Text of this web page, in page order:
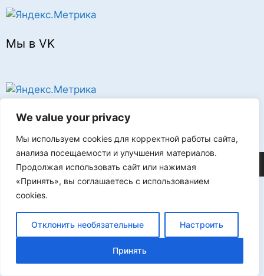
We value your privacy
Мы используем cookies для корректной работы сайта,
анализа посещаемости и улучшения материалов.
Продолжая использовать сайт или нажимая
«Принять», вы соглашаетесь с использованием
cookies.
Отклонить необязательные Настроить
Принять
Мы в VK
Реклама
©2026 FLProg